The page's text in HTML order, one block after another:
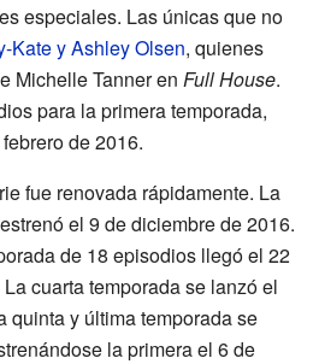
especiales. Las únicas que no
Kate y Ashley Olsen, quienes
Michelle Tanner en Full House.
para la primera temporada,
de 2016.
fue renovada rápidamente. La
el 9 de diciembre de 2016.
de 18 episodios llegó el 22
cuarta temporada se lanzó el
quinta y última temporada se
la primera el 6 de